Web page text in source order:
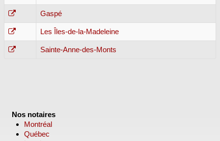
Gaspé
Les Îles-de-la-Madeleine
Sainte-Anne-des-Monts
Nos notaires
Montréal
Québec